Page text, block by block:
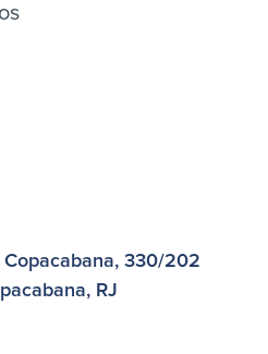
330/202
RJ